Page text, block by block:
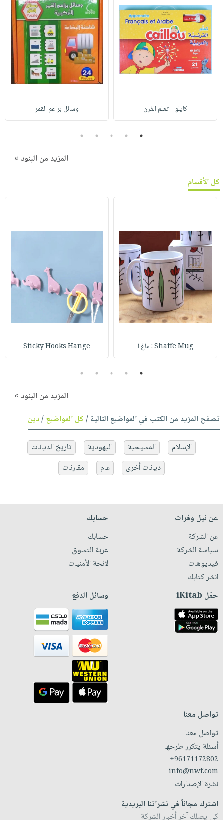
كايلو - تعلم الفرن وسائل براعم القمر
1
2
3
4
5
المزيد من البنود »
كل الأقسام
Shaffe Mug : ماغ ا Sticky Hooks Hange
1
2
3
4
5
المزيد من البنود »
تصفح المزيد من الكتب في المواضيع التالية /كل المواضيع/دين
الإسلام المسيحية اليهودية
تاريخ الديانات
ديانات أخرى
عام مقارنات
عن نيل وفرات
عن الشركة
سياسة الشركة
فيديوهات
انشر كتابك
حسابك
حسابك
عربة التسوق
لائحة الأمنيات
حمّل iKitab وسائل الدفع
تواصل معنا
تواصل معنا
أسئلة يتكرر طرحها
+96171172802
info@nwf.com
نشرة الإصدارات
اشترك مجاناً في نشراتنا البريدية
كي يصلك آخر أخبار الشركة